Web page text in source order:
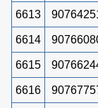
6613
6614
6615
6616